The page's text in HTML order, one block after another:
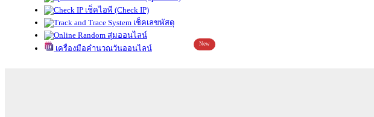
เช็คไอพี (Check IP)
เช็คเลขพัสดุ
สุ่มออนไลน์
เครื่องมือคำนวณวันออนไลน์
New